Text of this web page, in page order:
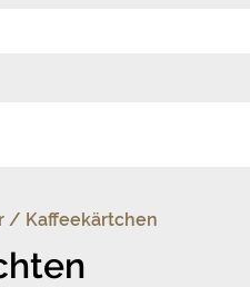
/ Kaffeekärtchen